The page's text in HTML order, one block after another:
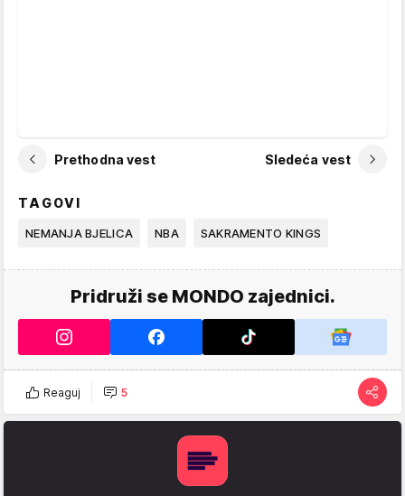
Prethodna vest Sledeća vest
TAGOVI
NEMANJA BJELICA NBA SAKRAMENTO KINGS
Pridruži se MONDO zajednici.
Reaguj 5